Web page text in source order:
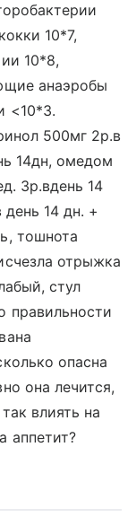
10*7,
10*8,
анаэробы
<10*3.
500мг 2р.в
14дн, омедом
3р.вдень 14
14 дн. +
тошнота
отрыжка
стул
правильности
опасна
она лечится,
влиять на
аппетит?